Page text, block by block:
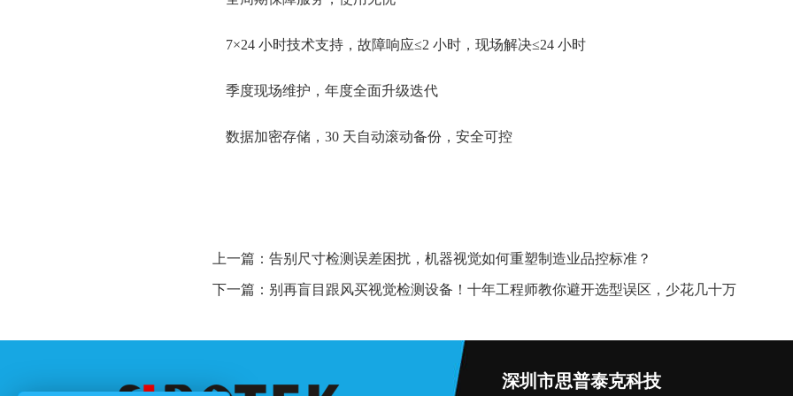
7×24 小时技术支持，故障响应≤2 小时，现场解决≤24 小时
季度现场维护，年度全面升级迭代
数据加密存储，30 天自动滚动备份，安全可控
上一篇： 告别尺寸检测误差困扰，机器视觉如何重塑制造业品控标准？
下一篇： 别再盲目跟风买视觉检测设备！十年工程师教你避开选型误区，少花几十万
深圳市思普泰克科技